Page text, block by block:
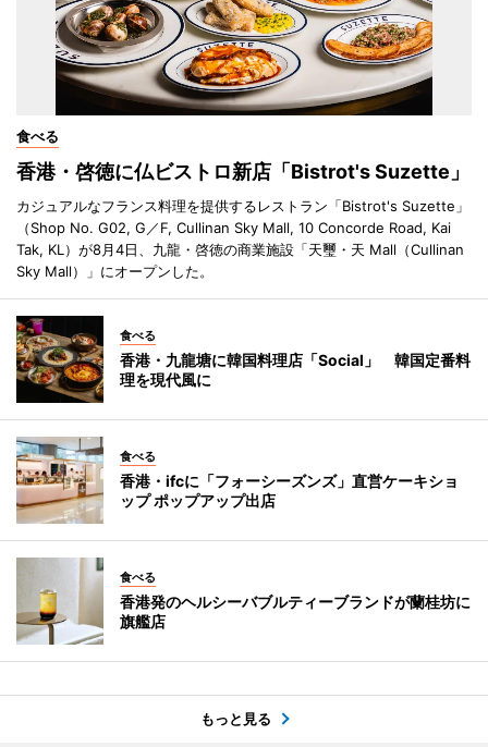
食べる
香港・啓徳に仏ビストロ新店「Bistrot's Suzette」
カジュアルなフランス料理を提供するレストラン「Bistrot's Suzette」
（Shop No. G02, G／F, Cullinan Sky Mall, 10 Concorde Road, Kai
Tak, KL）が8月4日、九龍・啓徳の商業施設「天璽・天 Mall（Cullinan
Sky Mall）」にオープンした。
食べる
香港・九龍塘に韓国料理店「Social」 韓国定番料
理を現代風に
食べる
香港・ifcに「フォーシーズンズ」直営ケーキショ
ップ ポップアップ出店
食べる
香港発のヘルシーバブルティーブランドが蘭桂坊に
旗艦店
もっと見る